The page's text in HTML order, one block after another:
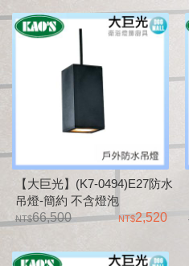
【大巨光】(K7-0494)E27防水
吊燈-簡約 不含燈泡
66,500
2,520